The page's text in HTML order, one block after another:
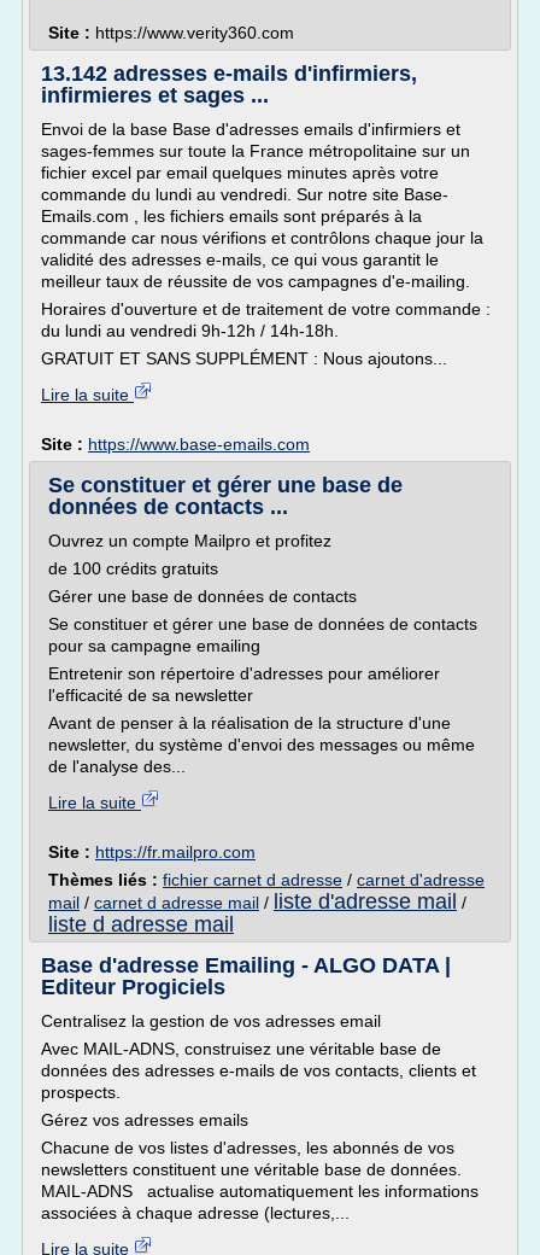
Site : https://www.verity360.com
13.142 adresses e-mails d'infirmiers,
infirmieres et sages ...
Envoi de la base Base d'adresses emails d'infirmiers et
sages-femmes sur toute la France métropolitaine sur un
fichier excel par email quelques minutes après votre
commande du lundi au vendredi. Sur notre site Base-
Emails.com , les fichiers emails sont préparés à la
commande car nous vérifions et contrôlons chaque jour la
validité des adresses e-mails, ce qui vous garantit le
meilleur taux de réussite de vos campagnes d'e-mailing.
Horaires d'ouverture et de traitement de votre commande :
du lundi au vendredi 9h-12h / 14h-18h.
GRATUIT ET SANS SUPPLÉMENT : Nous ajoutons...
Lire la suite
Site : https://www.base-emails.com
Se constituer et gérer une base de
données de contacts ...
Ouvrez un compte Mailpro et profitez
de 100 crédits gratuits
Gérer une base de données de contacts
Se constituer et gérer une base de données de contacts
pour sa campagne emailing
Entretenir son répertoire d'adresses pour améliorer
l'efficacité de sa newsletter
Avant de penser à la réalisation de la structure d'une
newsletter, du système d'envoi des messages ou même
de l'analyse des...
Lire la suite
Site : https://fr.mailpro.com
Thèmes liés : fichier carnet d adresse / carnet d'adresse
mail / carnet d adresse mail / liste d'adresse mail /
liste d adresse mail
Base d'adresse Emailing - ALGO DATA |
Editeur Progiciels
Centralisez la gestion de vos adresses email
Avec MAIL-ADNS, construisez une véritable base de
données des adresses e-mails de vos contacts, clients et
prospects.
Gérez vos adresses emails
Chacune de vos listes d'adresses, les abonnés de vos
newsletters constituent une véritable base de données.
MAIL-ADNS actualise automatiquement les informations
associées à chaque adresse (lectures,...
Lire la suite